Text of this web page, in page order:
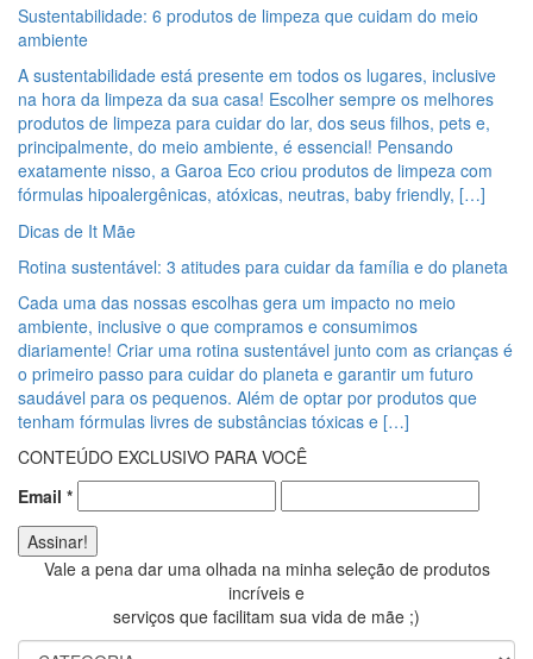
Sustentabilidade: 6 produtos de limpeza que cuidam do meio
ambiente
A sustentabilidade está presente em todos os lugares, inclusive
na hora da limpeza da sua casa! Escolher sempre os melhores
produtos de limpeza para cuidar do lar, dos seus filhos, pets e,
principalmente, do meio ambiente, é essencial! Pensando
exatamente nisso, a Garoa Eco criou produtos de limpeza com
fórmulas hipoalergênicas, atóxicas, neutras, baby friendly, […]
Dicas de It Mãe
Rotina sustentável: 3 atitudes para cuidar da família e do planeta
Cada uma das nossas escolhas gera um impacto no meio
ambiente, inclusive o que compramos e consumimos
diariamente! Criar uma rotina sustentável junto com as crianças é
o primeiro passo para cuidar do planeta e garantir um futuro
saudável para os pequenos. Além de optar por produtos que
tenham fórmulas livres de substâncias tóxicas e […]
CONTEÚDO EXCLUSIVO PARA VOCÊ
Email *
Vale a pena dar uma olhada na minha seleção de produtos
incríveis e
serviços que facilitam sua vida de mãe ;)